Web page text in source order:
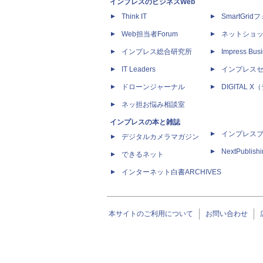
インプレスのビジネスWeb
Think IT
Web担当者Forum
インプレス総合研究所
IT Leaders
ドローンジャーナル
ネッ担お悩み相談室
インプレスの本と雑誌
デジタルカメラマガジン
できるネット
インターネット白書ARCHIVES
SmartGridフ
ネットショ
Impress
インプレス
DIGITAL X（
インプレス
本サイトのご利用について お問い合わせ